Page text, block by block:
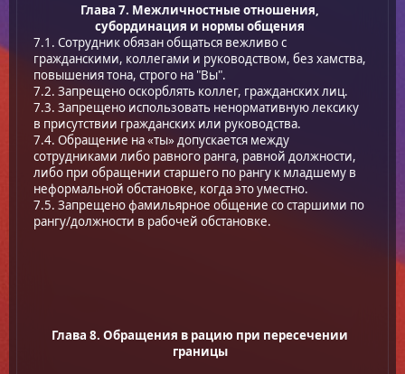
Глава 7. Межличностные отношения,
субординация и нормы общения
7.1. Сотрудник обязан общаться вежливо с
гражданскими, коллегами и руководством, без хамства,
повышения тона, строго на "Вы".
7.2. Запрещено оскорблять коллег, гражданских лиц.
7.3. Запрещено использовать ненормативную лексику
в присутствии гражданских или руководства.
7.4. Обращение на «ты» допускается между
сотрудниками либо равного ранга, равной должности,
либо при обращении старшего по рангу к младшему в
неформальной обстановке, когда это уместно.
7.5. Запрещено фамильярное общение со старшими по
рангу/должности в рабочей обстановке.
Глава 8. Обращения в рацию при пересечении
границы